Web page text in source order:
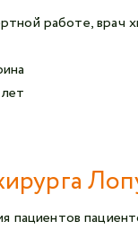
работе, врач
пациентов